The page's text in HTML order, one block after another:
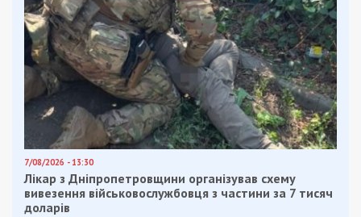
Фото: Информатор
Жильцы дома обратились с проблемой
в департамент жилищного хозяйства горсовета.
Там им ответили: по информации КП
«Жилсервис-2» Днепровского горсовета,
инженерные сети в подвальном помещении
данного доманаходятся в
удовлетворительном техническом состоянии,